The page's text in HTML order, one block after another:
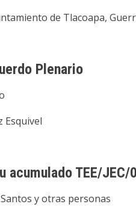
de Tlacoapa,
Plenario
Esquivel
acumulado TEE/
y otras personas